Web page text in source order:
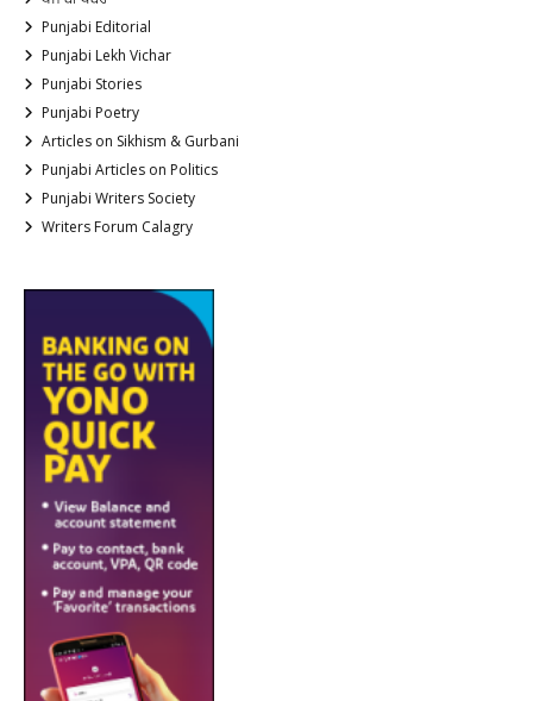
Punjabi Editorial
Punjabi Lekh Vichar
Punjabi Stories
Punjabi Poetry
Articles on Sikhism & Gurbani
Punjabi Articles on Politics
Punjabi Writers Society
Writers Forum Calagry